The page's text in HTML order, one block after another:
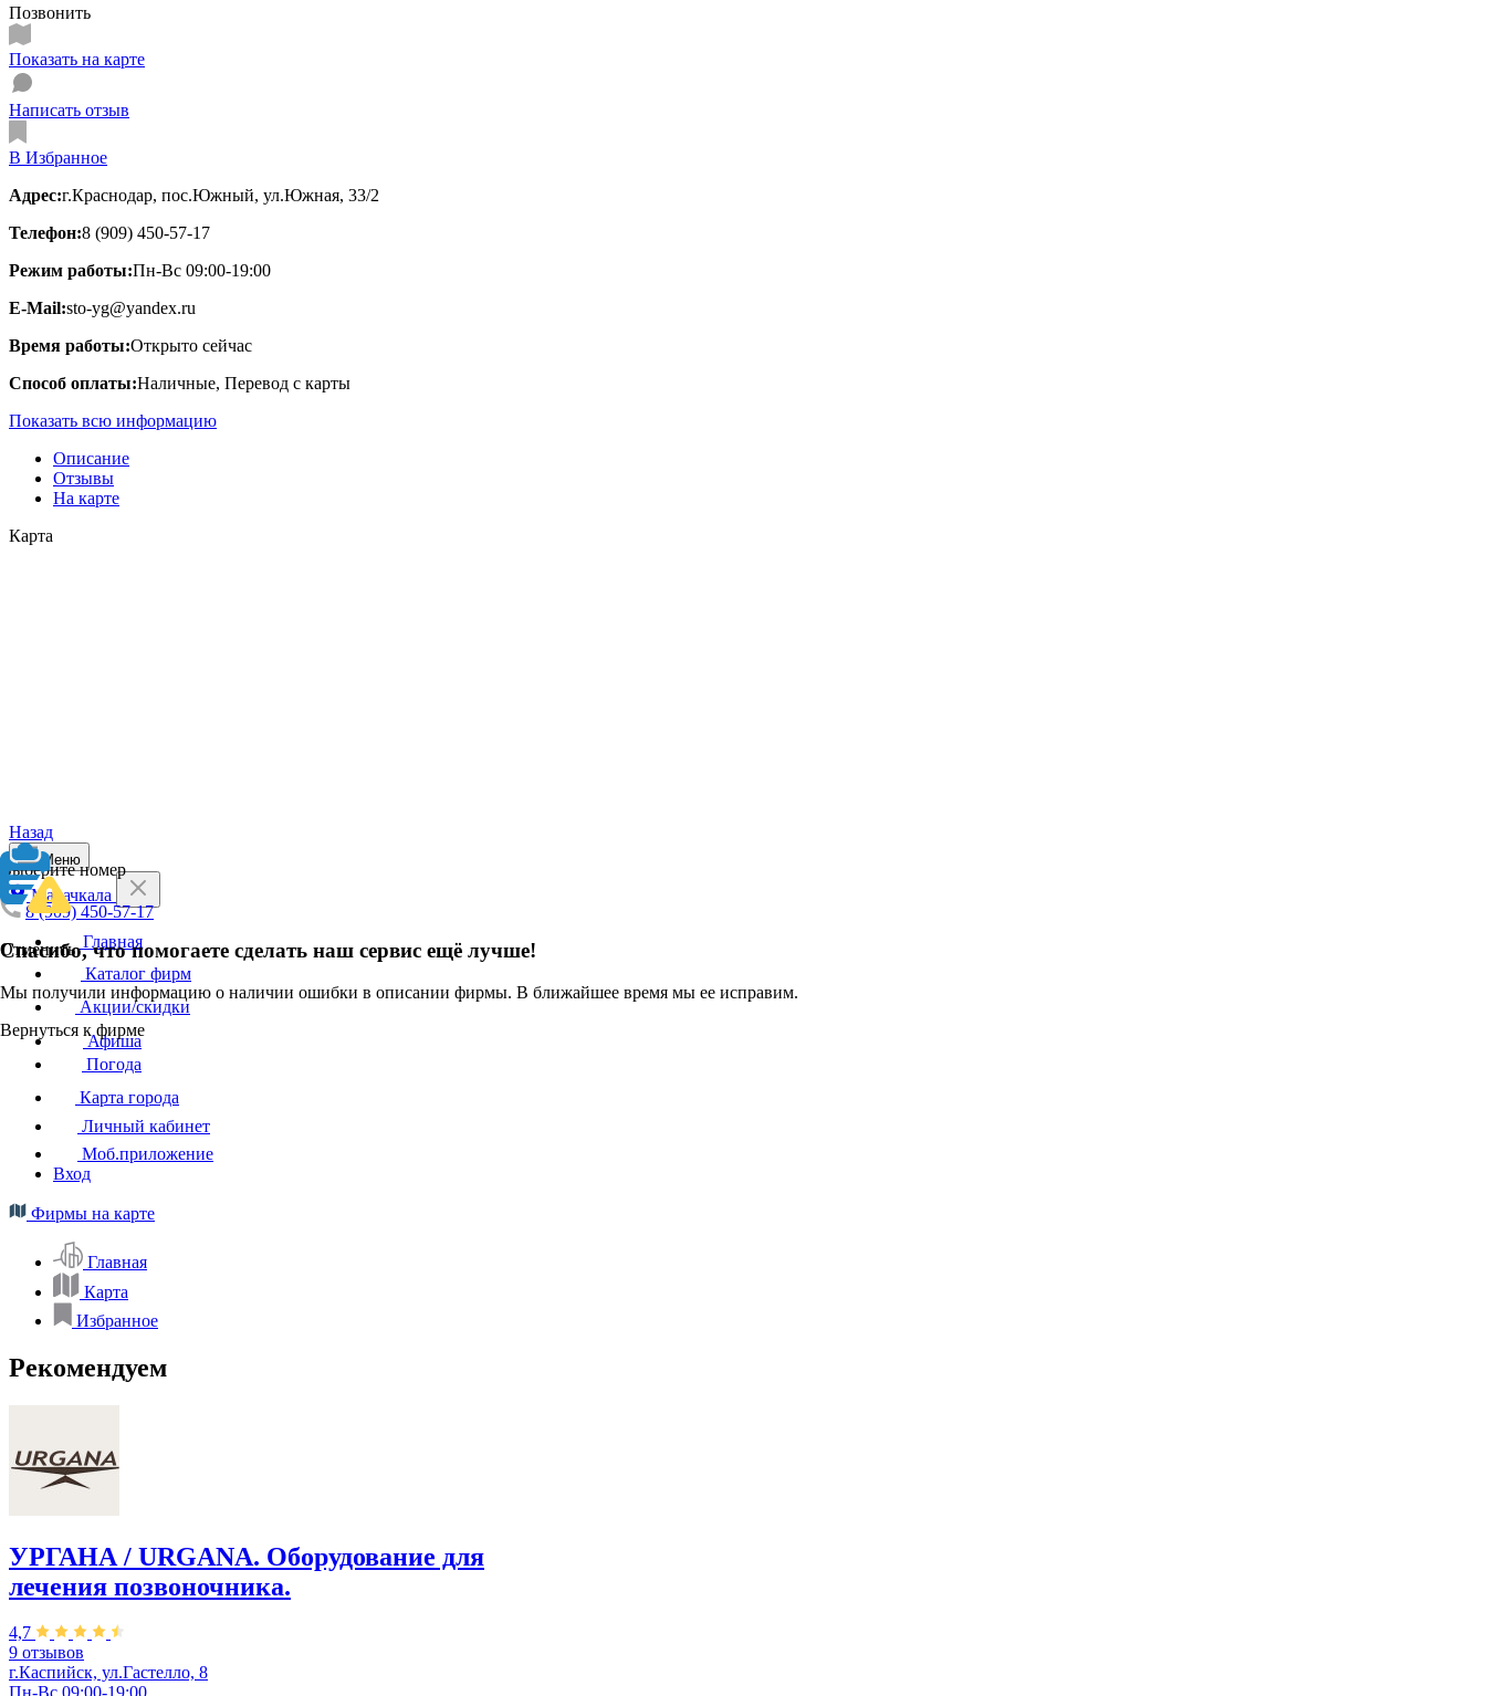
Позвонить
Показать на карте
Написать отзыв
В Избранное
Адрес:г.Краснодар, пос.Южный, ул.Южная, 33/2
Телефон:8 (909) 450-57-17
Режим работы:Пн-Вс 09:00-19:00
E-Mail:sto-yg@yandex.ru
Время работы:Открыто сейчас
Способ оплаты:Наличные, Перевод с карты
Показать всю информацию
Описание
Отзывы
На карте
Карта
Назад
Выберите номер
8 (909) 450-57-17
Отменить
Спасибо, что помогаете сделать наш сервис ещё лучше!
Мы получили информацию о наличии ошибки в описании фирмы. В ближайшее время мы ее исправим.
Вернуться к фирме
Меню
Махачкала
Главная
Каталог фирм
Акции/скидки
Афиша
Погода
Карта города
Личный кабинет
Моб.приложение
Вход
Фирмы на карте
Главная
Карта
Избранное
Рекомендуем
УРГАНА / URGANA. Оборудование для
лечения позвоночника.
4,7
9 отзывов
г.Каспийск, ул.Гастелло, 8